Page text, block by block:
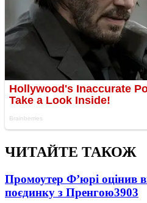
ЧИТАЙТЕ ТАКОЖ
Промоутер Ф’юрі оцінив
поєдинку з Пренгою3903